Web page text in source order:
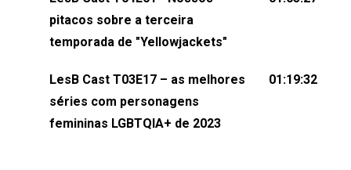
(⁠⁠⁠⁠@brunarfentanes⁠⁠⁠⁠) e Pollyelly FlorêncioEdição de
Naiady Machado
pitacos sobre a terceira
temporada de "Yellowjackets"
LesB Cast T03E17 – as melhores
séries com personagens
femininas LGBTQIA+ de 2023
01:19:32